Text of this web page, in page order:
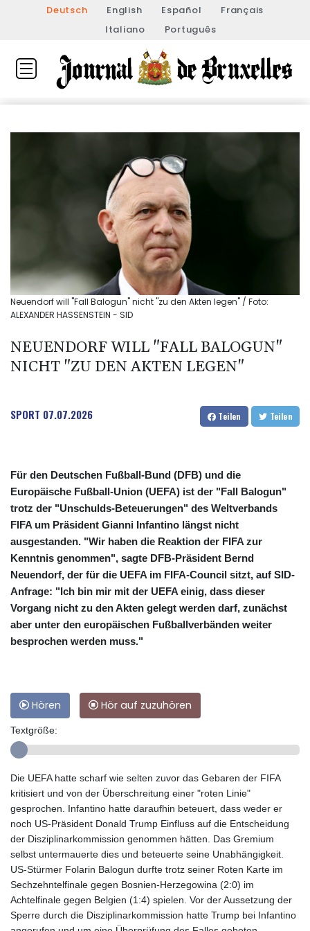
Deutsch English Español
Français
Italiano
Português
Neuendorf will "Fall Balogun" nicht "zu den Akten legen" / Foto:
ALEXANDER HASSENSTEIN - SID
NEUENDORF WILL "FALL BALOGUN"
NICHT "ZU DEN AKTEN LEGEN"
SPORT 07.07.2026 Teilen Teilen
Für den Deutschen Fußball-Bund (DFB) und die
Europäische Fußball-Union (UEFA) ist der "Fall Balogun"
trotz der "Unschulds-Beteuerungen" des Weltverbands
FIFA um Präsident Gianni Infantino längst nicht
ausgestanden. "Wir haben die Reaktion der FIFA zur
Kenntnis genommen", sagte DFB-Präsident Bernd
Neuendorf, der für die UEFA im FIFA-Council sitzt, auf SID-
Anfrage: "Ich bin mir mit der UEFA einig, dass dieser
Vorgang nicht zu den Akten gelegt werden darf, zunächst
aber unter den europäischen Fußballverbänden weiter
besprochen werden muss."
Hören Hör auf zuzuhören
Textgröße:
Die UEFA hatte scharf wie selten zuvor das Gebaren der FIFA
kritisiert und von der Überschreitung einer "roten Linie"
gesprochen. Infantino hatte daraufhin beteuert, dass weder er
noch US-Präsident Donald Trump Einfluss auf die Entscheidung
der Disziplinarkommission genommen hätten. Das Gremium
selbst untermauerte dies und beteuerte seine Unabhängigkeit.
US-Stürmer Folarin Balogun durfte trotz seiner Roten Karte im
Sechzehntelfinale gegen Bosnien-Herzegowina (2:0) im
Achtelfinale gegen Belgien (1:4) spielen. Vor der Aussetzung der
Sperre durch die Disziplinarkommission hatte Trump bei Infantino